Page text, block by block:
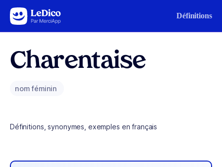
Aller au contenu Définitions
Charentaise
nom féminin
Définitions, synonymes, exemples en français